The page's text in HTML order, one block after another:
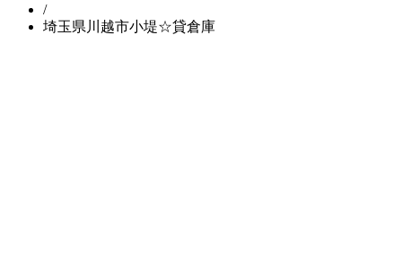
/
埼玉県川越市小堤☆貸倉庫